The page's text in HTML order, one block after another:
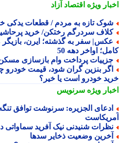
ویژهاقتصاد آزاد
تازه به مردم / قطعات یدکی خودرو 70 تا 80 درصد
سردرگم رختکن/ خرید پرحاشیه
سفر به گذشته؛ ایرن، بازیگر
اواخر دهه 50
پرداخت وام بازسازی مسکن
بنزین گران شود، قیمت خودرو چه
خودرو است یا خیر؟
ویژهسرنویس
الجزیره: سرنوشت توافق تنگه
شنیدنی نیک آفرید سماواتی
وضعیت ذخایر سدها